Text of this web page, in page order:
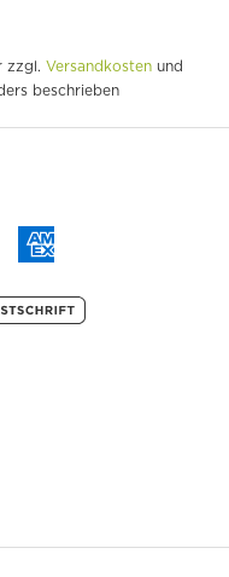
zzgl. Versandkosten und
beschrieben